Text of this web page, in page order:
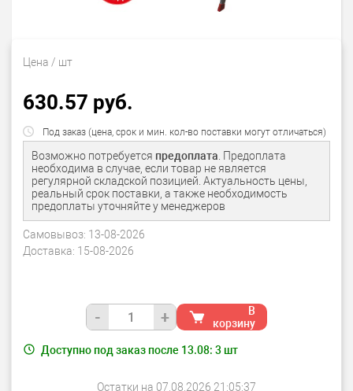
Цена / шт
630.57 руб.
Под заказ (цена, срок и мин. кол-во поставки могут отличаться)
Возможно потребуется предоплата. Предоплата
необходима в случае, если товар не является
регулярной складской позицией. Актуальность цены,
реальный срок поставки, а также необходимость
предоплаты уточняйте у менеджеров
Самовывоз: 13-08-2026
Доставка: 15-08-2026
- +
В
корзину
Доступно под заказ после 13.08: 3 шт
Остатки на 07.08.2026 21:05:37